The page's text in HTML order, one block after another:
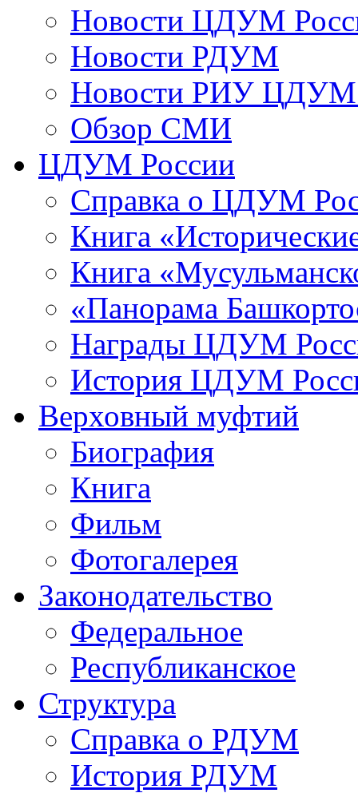
Новости ЦДУМ
Новости РДУМ
Новости РИУ ЦДУМ
Обзор СМИ
ЦДУМ России
Справка о ЦДУМ
Книга
Книга
«Панорама
Награды ЦДУМ
История ЦДУМ
Верховный муфтий
Биография
Книга
Фильм
Фотогалерея
Законодательство
Федеральное
Республиканское
Структура
Справка о РДУМ
История РДУМ